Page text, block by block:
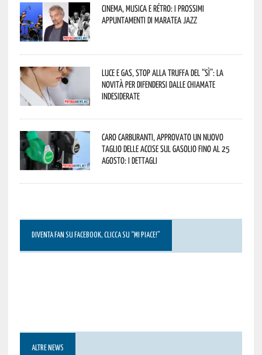
Cinema, musica e rétro: i prossimi
appuntamenti di Maratea Jazz
Luce e gas, stop alla truffa del “Sì”: la
novità per difendersi dalle chiamate
indesiderate
Caro carburanti, approvato un nuovo
taglio delle accise sul gasolio fino al 25
agosto: i dettagli
DIVENTA FAN SU FACEBOOK, CLICCA SU “MI PIACE!”
ALTRE NEWS